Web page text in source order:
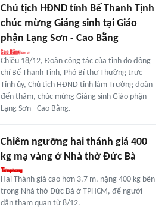
Chủ tịch HĐND tỉnh Bế Thanh Tịnh
chúc mừng Giáng sinh tại Giáo
phận Lạng Sơn - Cao Bằng
Chiều 18/12, Đoàn công tác của tỉnh do đồng
chí Bế Thanh Tịnh, Phó Bí thư Thường trực
Tỉnh ủy, Chủ tịch HĐND tỉnh làm Trưởng đoàn
đến thăm, chúc mừng Giáng sinh Giáo phận
Lạng Sơn - Cao Bằng.
Chiêm ngưỡng hai thánh giá 400
kg mạ vàng ở Nhà thờ Đức Bà
Hai Thánh giá cao hơn 3,7 m, nặng 400 kg bên
trong Nhà thờ Đức Bà ở TPHCM, để người
dân tham quan từ 8/12.